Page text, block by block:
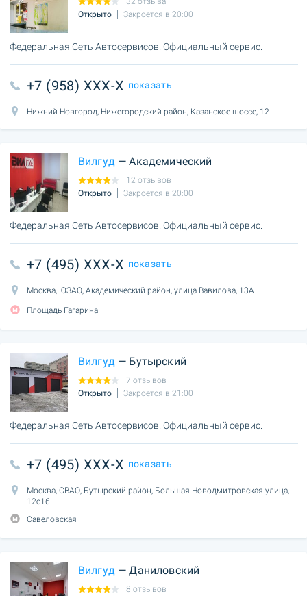
Открыто
Закроется в 20:00
Федеральная Сеть Автосервисов. Официальный сервис.
+7 (958) XXX-X показать
Нижний Новгород, Нижегородский район, Казанское шоссе, 12
Вилгуд — Академический
12 отзывов
Открыто
Закроется в 20:00
Федеральная Сеть Автосервисов. Официальный сервис.
+7 (495) XXX-X показать
Москва, ЮЗАО, Академический район, улица Вавилова, 13А
Площадь Гагарина
Вилгуд — Бутырский
7 отзывов
Открыто
Закроется в 21:00
Федеральная Сеть Автосервисов. Официальный сервис.
+7 (495) XXX-X показать
Москва, СВАО, Бутырский район, Большая Новодмитровская улица,
12с16
Савеловская
Вилгуд — Даниловский
8 отзывов